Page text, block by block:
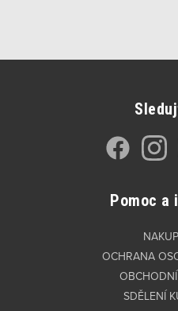
Pomoc a
OCHRANA
SDĚLENÍ